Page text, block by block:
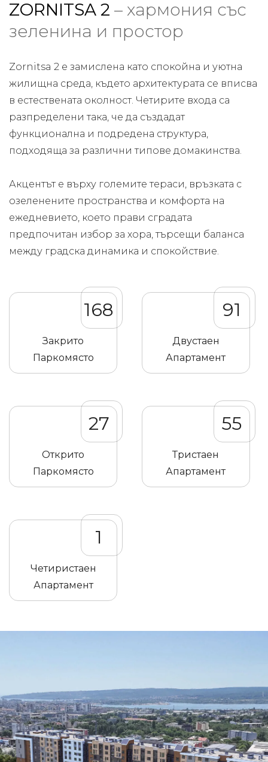
ZORNITSA 2 – хармония със
зеленина и простор
Zornitsa 2 е замислена като спокойна и уютна
жилищна среда, където архитектурата се вписва
в естествената околност. Четирите входа са
разпределени така, че да създадат
функционална и подредена структура,
подходяща за различни типове домакинства.
Акцентът е върху големите тераси, връзката с
озеленените пространства и комфорта на
ежедневието, което прави сградата
предпочитан избор за хора, търсещи баланса
между градска динамика и спокойствие.
168
Закрито
Паркомясто
91
Двустаен
Апартамент
27
Открито
Паркомясто
55
Тристаен
Апартамент
1
Четиристаен
Апартамент